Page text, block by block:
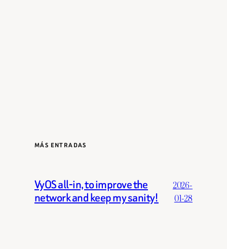
MÁS ENTRADAS
VyOS all-in, to improve the
network and keep my sanity!
2026-
01-28